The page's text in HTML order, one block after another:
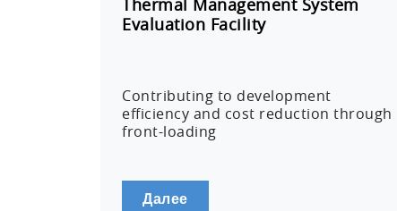
Thermal Management System
Evaluation Facility
Contributing to development
efficiency and cost reduction through
front-loading
Далее